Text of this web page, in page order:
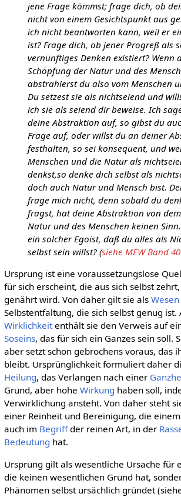
jene Frage kömmst; frage dich, ob
nicht von einem Gesichtspunkt aus
ich nicht beantworten kann, weil er
ist? Frage dich, ob jener Progreß als
vernünftiges Denken existiert? Wenn
Schöpfung der Natur und des
abstrahierst du also vom Menschen
Du setzest sie als nichtseiend und
ich sie als seiend dir beweise. Ich
deine Abstraktion auf, so gibst du
Frage auf, oder willst du an deiner
festhalten, so sei konsequent, und
Menschen und die Natur als
denkst,so denke dich selbst als
doch auch Natur und Mensch bist.
frage mich nicht, denn sobald du
fragst, hat deine Abstraktion von
Natur und des Menschen keinen
ein solcher Egoist, daß du alles als
selbst sein willst? (siehe MEW Band
Ursprung ist eine voraussetzungslose
für sich erscheint, die aus sich selbst
genährt wird. Von daher gilt sie als Wesen
Selbstentfaltung, die sich selbst genug ist.
Wirklichkeitenthält sie den Verweis auf
Soseins, das für sich ein Ganzes sein soll.
aber setzt schon gebrochens voraus, das
bleibt. Ursprünglichkeit formuliert daher
Heilung, das Verlangen nach einer
Grund, aber hohe Wirkung haben soll,
Verwirklichung ansteht. Von daher steht
einer Reinheit und Bereinigung, die einem
auch im Begriffder reinen Art, in der
Bedeutung hat.
Ursprung gilt als wesentliche Ursache für
die keinen wesentlichen Grund hat,
Phänomen selbst ursächlich gründet